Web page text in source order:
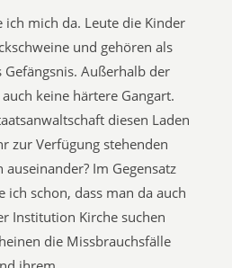
ich mich da. Leute die Kinder
und gehören als
Außerhalb der
keine härtere Gangart.
diesen Laden
zur Verfügung stehenden
Im Gegensatz
ich schon, dass man da auch
Institution Kirche suchen
die Missbrauchsfälle